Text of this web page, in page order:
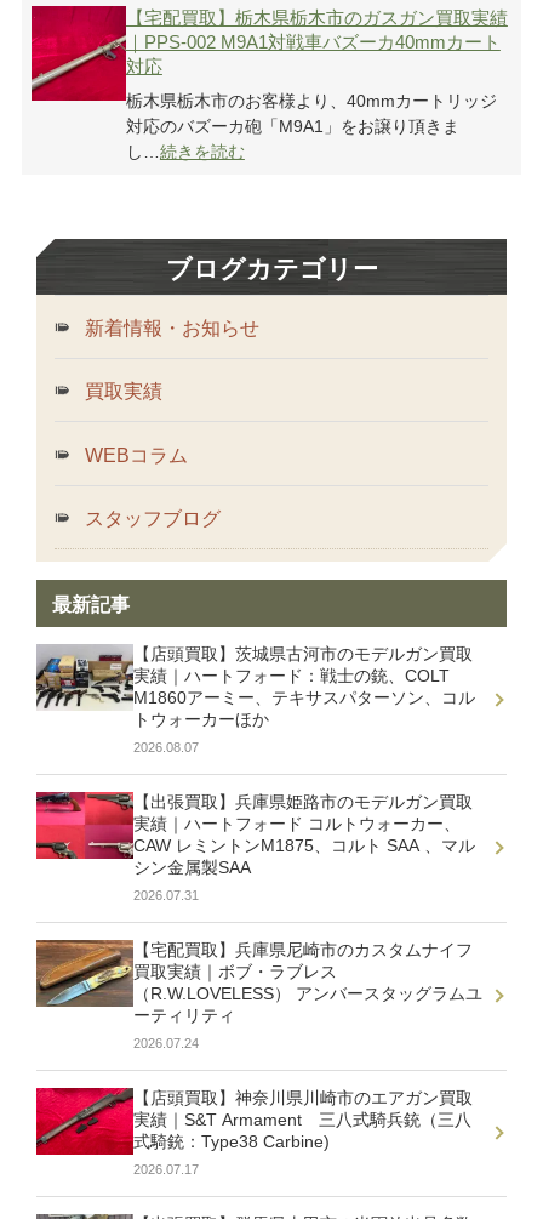
【宅配買取】栃木県栃木市のガスガン買取実績
｜PPS-002 M9A1対戦車バズーカ40mmカート
対応
栃木県栃木市のお客様より、40mmカートリッジ
対応のバズーカ砲「M9A1」をお譲り頂きま
し… 続きを読む
ブログカテゴリー
新着情報・お知らせ
買取実績
WEBコラム
スタッフブログ
最新記事
【店頭買取】茨城県古河市のモデルガン買取
実績｜ハートフォード：戦士の銃、COLT
M1860アーミー、テキサスパターソン、コル
トウォーカーほか
2026.08.07
【出張買取】兵庫県姫路市のモデルガン買取
実績｜ハートフォード コルトウォーカー、
CAW レミントンM1875、コルト SAA 、マル
シン金属製SAA
2026.07.31
【宅配買取】兵庫県尼崎市のカスタムナイフ
買取実績｜ボブ・ラブレス
（R.W.LOVELESS） アンバースタッグラムユ
ーティリティ
2026.07.24
【店頭買取】神奈川県川崎市のエアガン買取
実績｜S&T Armament 三八式騎兵銃（三八
式騎銃：Type38 Carbine)
2026.07.17